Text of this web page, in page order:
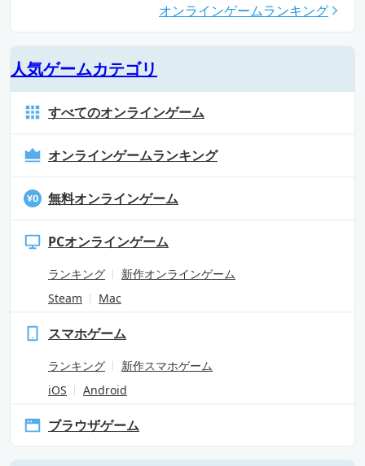
オンラインゲームランキング
人気ゲームカテゴリ
すべてのオンラインゲーム
オンラインゲームランキング
無料オンラインゲーム
PCオンラインゲーム
ランキング
新作オンラインゲーム
Steam
Mac
スマホゲーム
ランキング
新作スマホゲーム
iOS
Android
ブラウザゲーム